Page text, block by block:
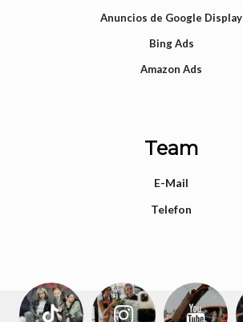
Anuncios de Google Display
Bing Ads
Amazon Ads
Team
E-Mail
Telefon